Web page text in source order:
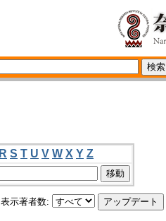
R S T U V W X Y Z
表示著者数: